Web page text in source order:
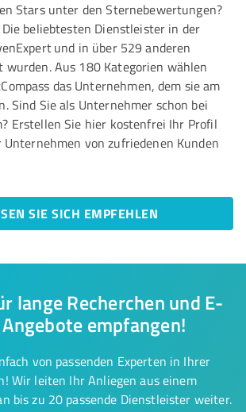
Stars unter den Sternebewertungen?
beliebtesten Dienstleister in der
und in über 529 anderen
wurden. Aus 180 Kategorien wählen
das Unternehmen, dem sie am
Sind Sie als Unternehmer schon bei
Erstellen Sie hier kostenfrei Ihr Profil
Unternehmen von zufriedenen Kunden
SIE SICH EMPFEHLEN
lange Recherchen und E-
empfangen!
von passenden Experten in Ihrer
Wir leiten Ihr Anliegen aus einem
bis zu 20 passende Dienstleister weiter.